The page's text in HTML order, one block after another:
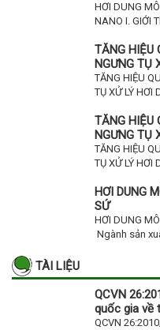
HƠI DUNG
NANO I. GIỚI
TĂNG HIỆU
NGƯNG TỤ
TĂNG HIỆU
TỤ XỬ LÝ HƠI
TĂNG HIỆU
NGƯNG TỤ
TĂNG HIỆU
TỤ XỬ LÝ HƠI
HƠI DUNG
SỨ
HƠI DUNG
Ngành sản
TÀI LIỆU
QCVN
quốc gia về
QCVN